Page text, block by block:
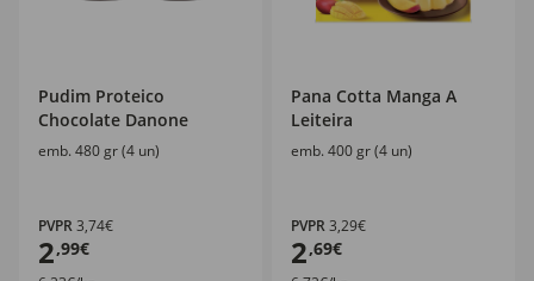
Pudim Proteico
Chocolate Danone
emb. 480 gr (4 un)
PVPR3,74€
2,99€
Pana Cotta Manga A
Leiteira
emb. 400 gr (4 un)
PVPR3,29€
2,69€